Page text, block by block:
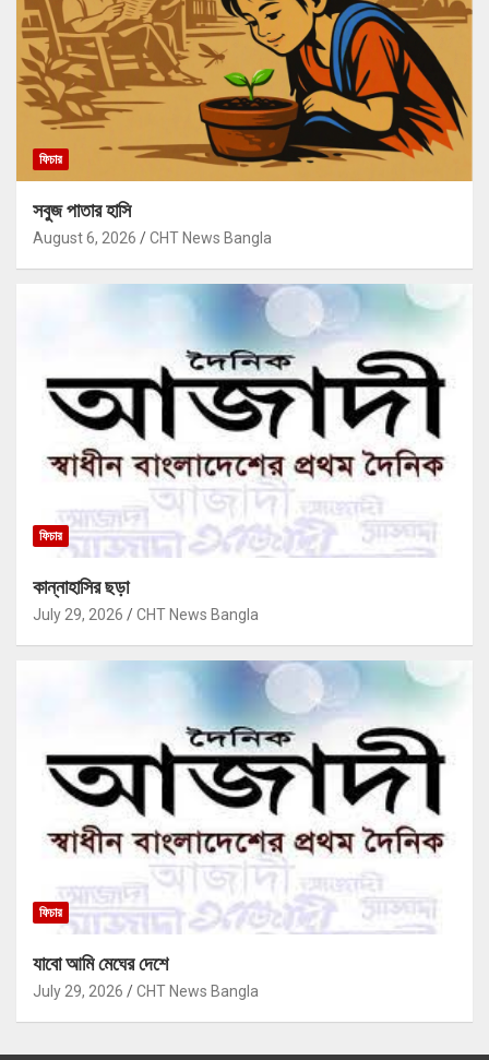
ফিচার
সবুজ পাতার হাসি
August 6, 2026 CHT News Bangla
ফিচার
কান্নাহাসির ছড়া
July 29, 2026 CHT News Bangla
ফিচার
যাবো আমি মেঘের দেশে
July 29, 2026 CHT News Bangla